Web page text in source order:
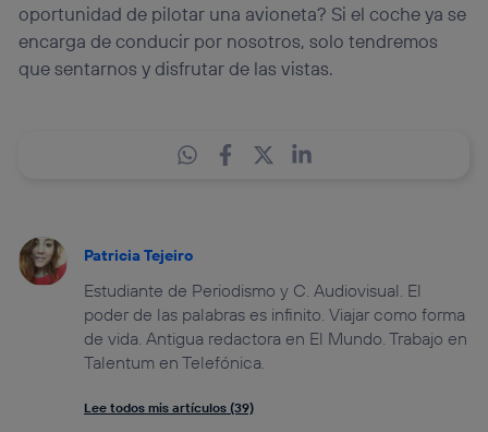
oportunidad de pilotar una avioneta? Si el coche ya se
encarga de conducir por nosotros, solo tendremos
que sentarnos y disfrutar de las vistas.
Patricia Tejeiro
Estudiante de Periodismo y C. Audiovisual. El
poder de las palabras es infinito. Viajar como forma
de vida. Antigua redactora en El Mundo. Trabajo en
Talentum en Telefónica.
Lee todos mis artículos (39)